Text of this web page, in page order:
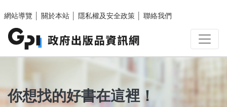
網站導覽
關於本站 隱私權及安全政策 聯絡我們
你想找的好書在這裡！